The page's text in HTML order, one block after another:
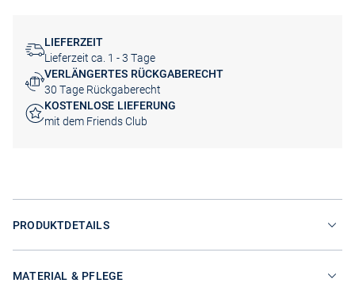
LIEFERZEIT
Lieferzeit ca. 1 - 3 Tage
VERLÄNGERTES RÜCKGABERECHT
30 Tage Rückgaberecht
KOSTENLOSE LIEFERUNG
mit dem Friends Club
PRODUKTDETAILS
MATERIAL & PFLEGE